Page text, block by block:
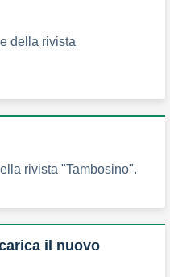
della rivista
rivista "Tambosino".
il nuovo